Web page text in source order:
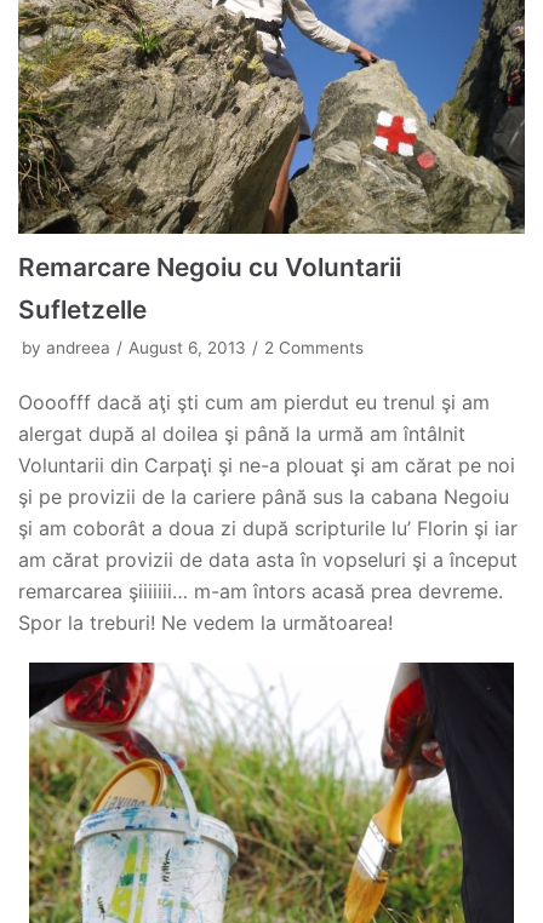
Remarcare Negoiu cu Voluntarii
Sufletzelle
by andreea August 6, 2013 2 Comments
Oooofff dacă aţi şti cum am pierdut eu trenul şi am
alergat după al doilea şi până la urmă am întâlnit
Voluntarii din Carpaţi şi ne-a plouat şi am cărat pe noi
şi pe provizii de la cariere până sus la cabana Negoiu
şi am coborât a doua zi după scripturile lu’ Florin şi iar
am cărat provizii de data asta în vopseluri şi a început
remarcarea şiiiiiii… m-am întors acasă prea devreme.
Spor la treburi! Ne vedem la următoarea!